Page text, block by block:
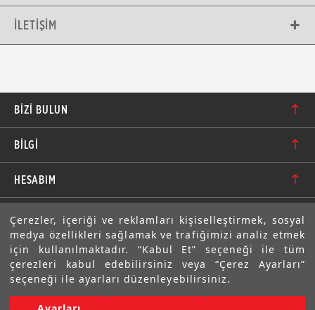
Çerezler, içeriği ve reklamları kişiselleştirmek, sosyal
medya özellikleri sağlamak ve trafiğimizi analiz etmek
için kullanılmaktadır. “Kabul Et” seçeneği ile tüm
çerezleri kabul edebilirsiniz veya “Çerez Ayarları”
seçeneği ile ayarları düzenleyebilirsiniz.
İLETIŞIM
BIZI BULUN
bilgi@motolastik.com
+90 549 549 66 86
+90 232 462 08 42
BİLGİ
Banka Hesap Numaraları
Teknik Bilgi
Sıkça Sorulan Sorular
Gizlilik Bildirimi ve Güvenlik
HESABIM
Siparişler
Adresler
Üyelik Bilgilerim
E-BÜLTEN
Abone olarak aramıza katılın. Avantajlardan ve indirimlerden
ilk sizin haberiniz olsun!